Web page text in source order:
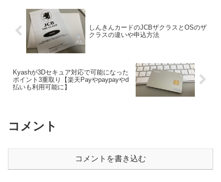
しんきんカードのJCBザクラスとOSのザ
クラスの違いや申込方法
Kyashが3Dセキュア対応で可能になった
ポイント3重取り【楽天Payやpaypayやd
払いも利用可能に】
コメント
コメントを書き込む